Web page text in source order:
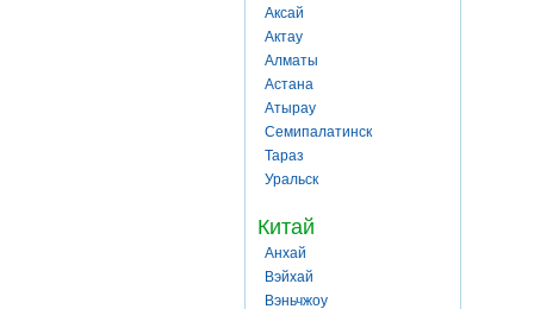
Аксай
Актау
Алматы
Астана
Атырау
Семипалатинск
Тараз
Уральск
Китай
Анхай
Вэйхай
Вэньчжоу